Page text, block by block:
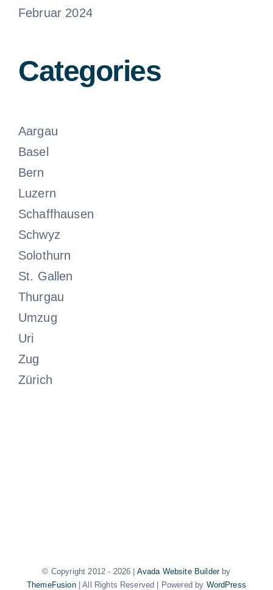
Februar 2024
Categories
Aargau
Basel
Bern
Luzern
Schaffhausen
Schwyz
Solothurn
St. Gallen
Thurgau
Umzug
Uri
Zug
Zürich
© Copyright 2012 - 2026 | Avada Website Builderby
ThemeFusion| All Rights Reserved | Powered by WordPress